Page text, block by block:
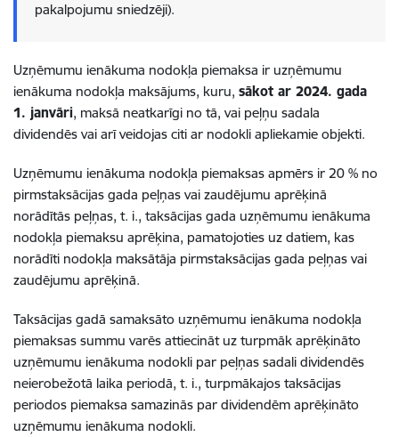
pakalpojumu sniedzēji).
Uzņēmumu ienākuma nodokļa piemaksa ir uzņēmumu
ienākuma nodokļa maksājums, kuru, sākot ar 2024. gada
1. janvāri, maksā neatkarīgi no tā, vai peļņu sadala
dividendēs vai arī veidojas citi ar nodokli apliekamie objekti.
Uzņēmumu ienākuma nodokļa piemaksas apmērs ir 20 % no
pirmstaksācijas gada peļņas vai zaudējumu aprēķinā
norādītās peļņas, t. i., taksācijas gada uzņēmumu ienākuma
nodokļa piemaksu aprēķina, pamatojoties uz datiem, kas
norādīti nodokļa maksātāja pirmstaksācijas gada peļņas vai
zaudējumu aprēķinā.
Taksācijas gadā samaksāto uzņēmumu ienākuma nodokļa
piemaksas summu varēs attiecināt uz turpmāk aprēķināto
uzņēmumu ienākuma nodokli par peļņas sadali dividendēs
neierobežotā laika periodā, t. i., turpmākajos taksācijas
periodos piemaksa samazinās par dividendēm aprēķināto
uzņēmumu ienākuma nodokli.